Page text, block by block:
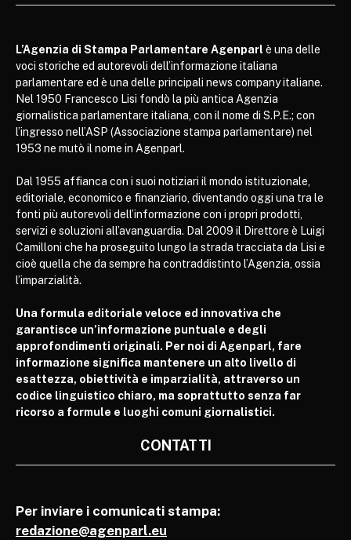
L’Agenzia di Stampa Parlamentare Agenparl è una delle
voci storiche ed autorevoli dell’informazione italiana
parlamentare ed è una delle principali news company italiane.
Nel 1950 Francesco Lisi fondò la più antica Agenzia
giornalistica parlamentare italiana, con il nome di S.P.E.; con
l’ingresso nell’ASP (Associazione stampa parlamentare) nel
1953 ne mutò il nome in Agenparl.
Dal 1955 affianca con i suoi notiziari il mondo istituzionale,
editoriale, economico e finanziario, diventando oggi una tra le
fonti più autorevoli dell’informazione con i propri prodotti,
servizi e soluzioni all’avanguardia. Dal 2009 il Direttore è Luigi
Camilloni che ha proseguito lungo la strada tracciata da Lisi e
cioè quella che da sempre ha contraddistinto l’Agenzia, ossia
l’imparzialità.
Una formula editoriale veloce ed innovativa che
garantisce un’informazione puntuale e degli
approfondimenti originali. Per noi di Agenparl, fare
informazione significa mantenere un alto livello di
esattezza, obiettività e imparzialità, attraverso un
codice linguistico chiaro, ma soprattutto senza far
ricorso a formule e luoghi comuni giornalistici.
CONTATTI
Per inviare i comunicati stampa:
redazione@agenparl.eu